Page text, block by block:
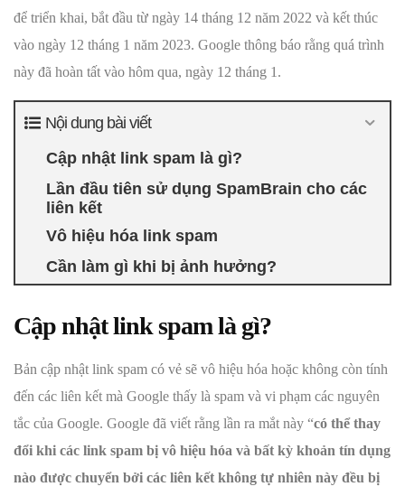
để triển khai, bắt đầu từ ngày 14 tháng 12 năm 2022 và kết thúc
vào ngày 12 tháng 1 năm 2023. Google thông báo rằng quá trình
này đã hoàn tất vào hôm qua, ngày 12 tháng 1.
Nội dung bài viết
Cập nhật link spam là gì?
Lần đầu tiên sử dụng SpamBrain cho các
liên kết
Vô hiệu hóa link spam
Cần làm gì khi bị ảnh hưởng?
Cập nhật link spam là gì?
Bản cập nhật link spam có vẻ sẽ vô hiệu hóa hoặc không còn tính
đến các liên kết mà Google thấy là spam và vi phạm các nguyên
tắc của Google. Google đã viết rằng lần ra mắt này “có thể thay
đổi khi các link spam bị vô hiệu hóa và bất kỳ khoản tín dụng
nào được chuyển bởi các liên kết không tự nhiên này đều bị